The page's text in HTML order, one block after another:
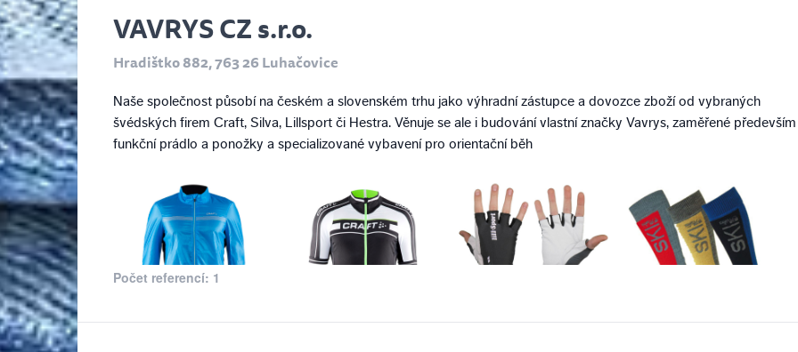
VAVRYS CZ s.r.o.
Hradištko 882, 763 26 Luhačovice
Naše společnost působí na českém a slovenském trhu jako výhradní zástupce a dovozce zboží od vybraných
švédských firem Craft, Silva, Lillsport či Hestra. Věnuje se ale i budování vlastní značky Vavrys, zaměřené
funkční prádlo a ponožky a specializované vybavení pro orientační běh
Počet referencí: 1